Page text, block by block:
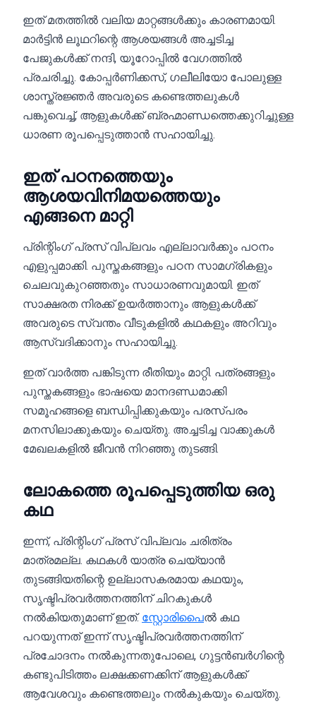
ഇത് മതത്തിൽ വലിയ മാറ്റങ്ങൾക്കും കാരണമായി.
മാർട്ടിൻ ലൂഥറിന്റെ ആശയങ്ങൾ അച്ചടിച്ച
പേജുകൾക്ക് നന്ദി, യൂറോപ്പിൽ വേഗത്തിൽ
പ്രചരിച്ചു. കോപ്പർണിക്കസ്, ഗലീലിയോ പോലുള്ള
ശാസ്ത്രജ്ഞർ അവരുടെ കണ്ടെത്തലുകൾ
പങ്കുവെച്ച്, ആളുകൾക്ക് ബ്രഹ്മാണ്ഡത്തെക്കുറിച്ചുള്ള
ധാരണ രൂപപ്പെടുത്താൻ സഹായിച്ചു.
ഇത് പഠനത്തെയും
ആശയവിനിമയത്തെയും
എങ്ങനെ മാറ്റി
പ്രിന്റിംഗ് പ്രസ് വിപ്ലവം എല്ലാവർക്കും പഠനം
എളുപ്പമാക്കി. പുസ്തകങ്ങളും പഠന സാമഗ്രികളും
ചെലവുകുറഞ്ഞതും സാധാരണവുമായി. ഇത്
സാക്ഷരത നിരക്ക് ഉയർത്താനും ആളുകൾക്ക്
അവരുടെ സ്വന്തം വീടുകളിൽ കഥകളും അറിവും
ആസ്വദിക്കാനും സഹായിച്ചു.
ഇത് വാർത്ത പങ്കിടുന്ന രീതിയും മാറ്റി. പത്രങ്ങളും
പുസ്തകങ്ങളും ഭാഷയെ മാനദണ്ഡമാക്കി
സമൂഹങ്ങളെ ബന്ധിപ്പിക്കുകയും പരസ്പരം
മനസിലാക്കുകയും ചെയ്തു. അച്ചടിച്ച വാക്കുകൾ
മേഖലകളിൽ ജീവൻ നിറഞ്ഞു തുടങ്ങി.
ലോകത്തെ രൂപപ്പെടുത്തിയ ഒരു
കഥ
ഇന്ന്, പ്രിന്റിംഗ് പ്രസ് വിപ്ലവം ചരിത്രം
മാത്രമല്ല. കഥകൾ യാത്ര ചെയ്യാൻ
തുടങ്ങിയതിന്റെ ഉല്ലാസകരമായ കഥയും,
സൃഷ്ടിപ്രവർത്തനത്തിന് ചിറകുകൾ
നൽകിയതുമാണ് ഇത്. സ്റ്റോരിപൈൽ കഥ
പറയുന്നത് ഇന്ന് സൃഷ്ടിപ്രവർത്തനത്തിന്
പ്രചോദനം നൽകുന്നതുപോലെ, ഗുട്ടൻബർഗിന്റെ
കണ്ടുപിടിത്തം ലക്ഷക്കണക്കിന് ആളുകൾക്ക്
ആവേശവും കണ്ടെത്തലും നൽകുകയും ചെയ്തു.